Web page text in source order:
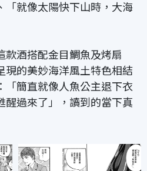
「就像太陽快下山時，大海
款酒搭配金目鯛魚及烤扇
現的美妙海洋風土特色相結
「簡直就像人魚公主退下衣
醒過來了」，讀到的當下真